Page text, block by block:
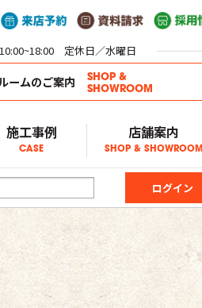
定休日／水曜日
ームのご案内
SHOP &
SHOWROOM
施工事例
CASE
店舗案内
SHOP & SHOWROOM